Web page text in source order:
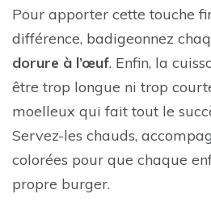
Pour apporter cette touche
différence, badigeonnez
dorure à l’œuf. Enfin, la
être trop longue ni trop
moelleux qui fait tout le
Servez-les chauds,
colorées pour que chaque
propre burger.